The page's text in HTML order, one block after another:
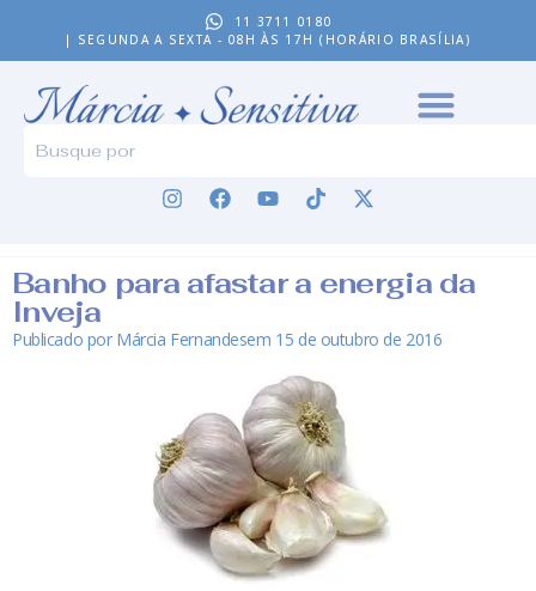
11 3711 0180
| SEGUNDA A SEXTA - 08H ÀS 17H (HORÁRIO BRASÍLIA)
Banho para afastar a energia da
Inveja
Publicado porMárcia Fernandesem 15 de outubro de 2016